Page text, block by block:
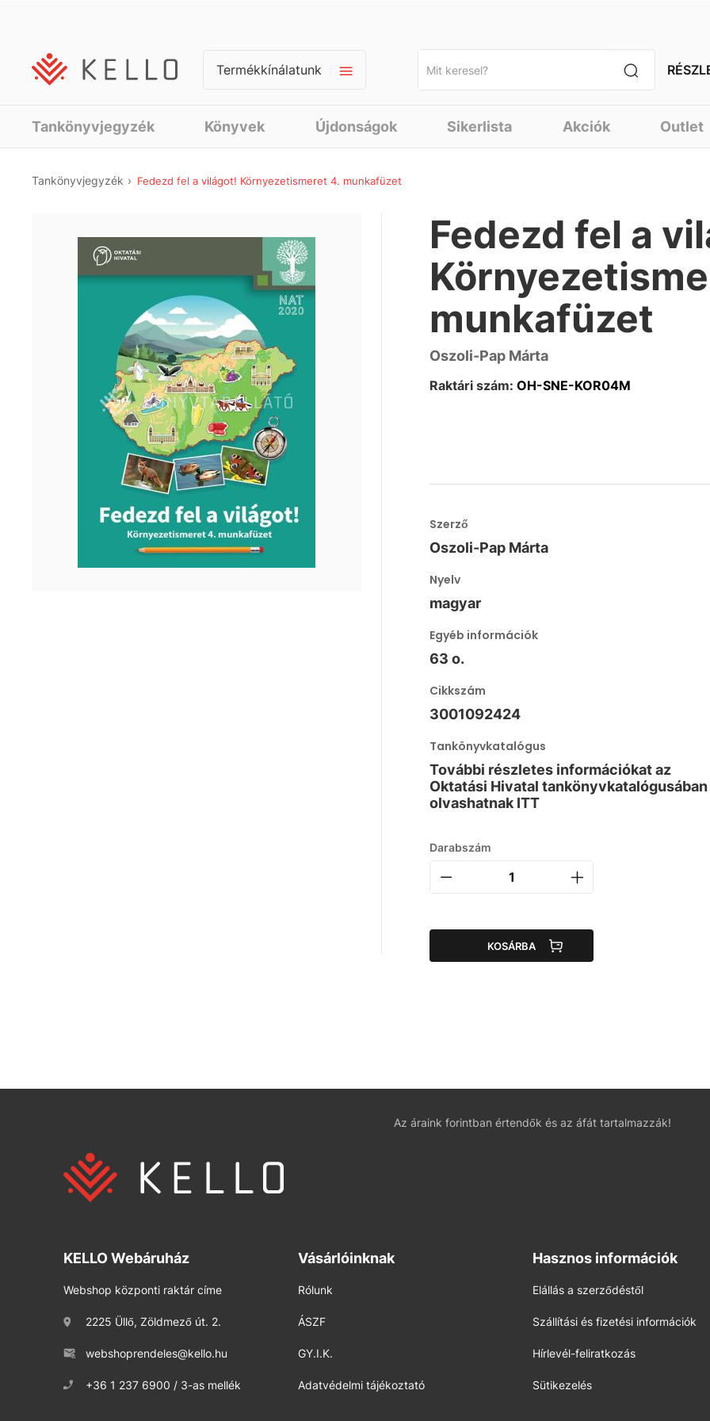
Termékkínálatunk
Tankönyvjegyzék Könyvek Újdonságok Sikerlista Akciók Outlet
Tankönyvjegyzék Fedezd fel a világot! Környezetismeret 4. munkafüzet
Fedezd fel a
munkafüzet
Oszoli-Pap Márta
Raktári szám: OH-SNE-KOR04M
Szerző
Oszoli-Pap Márta
Nyelv
magyar
Egyéb információk
63 o.
Cikkszám
3001092424
Tankönyvkatalógus
További részletes információkat az
Oktatási Hivatal tankönyvkatalógusában
olvashatnak ITT
Darabszám
KOSÁRBA
Az áraink forintban értendők és az áfát tartalmazzák!
KELLO Webáruház
Webshop központi raktár címe
2225 Üllő, Zöldmező út. 2.
webshoprendeles@kello.hu
+36 1 237 6900 / 3-as mellék
Vásárlóinknak
Rólunk
ÁSZF
GY.I.K.
Adatvédelmi tájékoztató
Hasznos információk
Elállás a szerződéstől
Szállítási és fizetési információk
Hírlevél-feliratkozás
Sütikezelés